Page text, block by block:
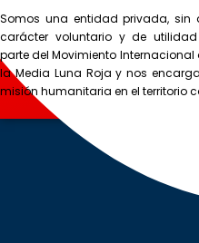
Somos una entidad privada, sin
carácter voluntario y de
parte del Movimiento Internacional
la Media Luna Roja y nos
misión humanitaria en el territorio